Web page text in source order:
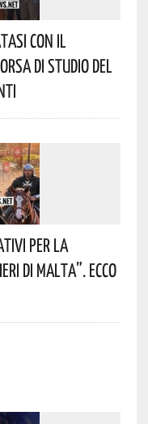
Con Il
Di Studio Del
Per La
DI MALTA”. Ecco